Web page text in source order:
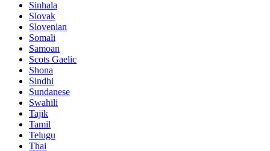
Sinhala
Slovak
Slovenian
Somali
Samoan
Scots Gaelic
Shona
Sindhi
Sundanese
Swahili
Tajik
Tamil
Telugu
Thai